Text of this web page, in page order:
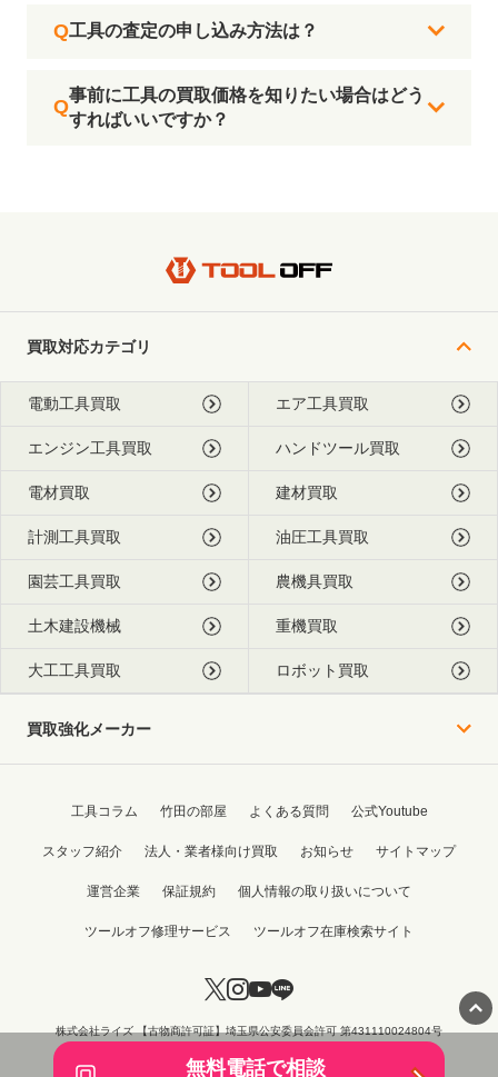
無料電話で相談
工具の査定の申し込み方法は？
事前に工具の買取価格を知りたい場合はどう
すればいいですか？
買取対応カテゴリ
電動工具買取 エア工具買取
エンジン工具買取 ハンドツール買取
電材買取 建材買取
計測工具買取 油圧工具買取
園芸工具買取 農機具買取
土木建設機械 重機買取
大工工具買取 ロボット買取
買取強化メーカー
工具コラム 竹田の部屋 よくある質問 公式Youtube
スタッフ紹介 法人・業者様向け買取 お知らせ サイトマップ
運営企業 保証規約 個人情報の取り扱いについて
ツールオフ修理サービス ツールオフ在庫検索サイト
株式会社ライズ 【古物商許可証】埼玉県公安委員会許可 第431110024804号